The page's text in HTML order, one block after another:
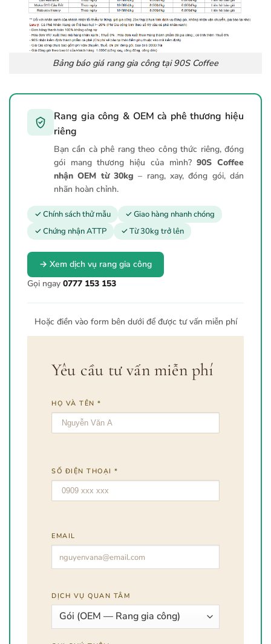
Bảng báo giá rang gia công tại 90S Coffee
Rang gia công & OEM cà phê thương hiệu
riêng
Bạn cần cà phê rang theo công thức riêng, đóng
gói mang thương hiệu của mình?90S Coffee
nhận OEM từ 30kg – rang, xay, đóng gói, dán
nhãn hoàn chỉnh.
✓ Chính sách thử mẫu
✓ Giao hàng nhanh chóng
✓ Chứng nhận ATTP
✓ Từ 30kg trở lên
→ Xem dịch vụ rang gia công
Gọi ngay 0777 153 153
Hoặc điền vào form bên dưới để được tư vấn miễn phí
Yêu cầu tư vấn miễn phí
HỌ VÀ TÊN *
SỐ ĐIỆN THOẠI *
EMAIL
DỊCH VỤ QUAN TÂM